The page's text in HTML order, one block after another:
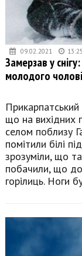
09.02.2021 13:25
Замерзав у
молодого
Прикарпатський
що на вихідних
селом поблизу
помітили білі
зрозуміли, що
побачили, що
горілиць. Ноги